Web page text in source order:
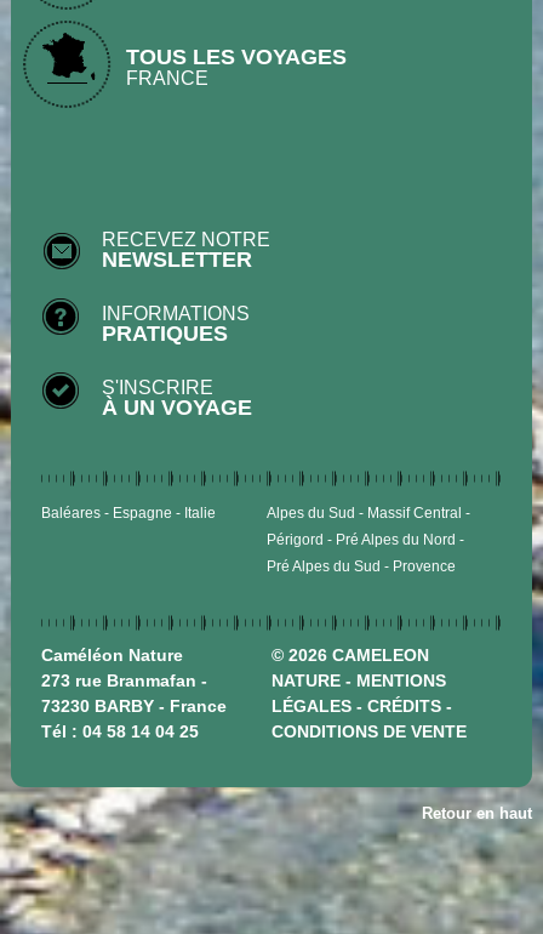
TOUS LES VOYAGES
FRANCE
RECEVEZ NOTRE
NEWSLETTER
INFORMATIONS
PRATIQUES
S'INSCRIRE
À UN VOYAGE
Baléares Espagne Italie Alpes du Sud
Massif Central
Périgord
Pré Alpes du Nord
Pré Alpes du Sud
Provence
Caméléon Nature
273 rue Branmafan -
73230 BARBY - France
Tél : 04 58 14 04 25
© 2026 CAMELEON
NATURE - MENTIONS
LÉGALES -CRÉDITS -
CONDITIONS DE VENTE
Retour en haut